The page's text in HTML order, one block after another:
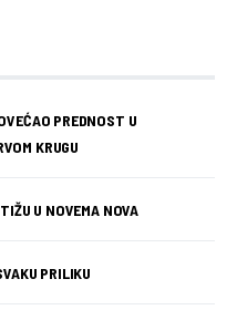
PREDNOST U
KRUGU
U NOVEMA NOVA
PRILIKU